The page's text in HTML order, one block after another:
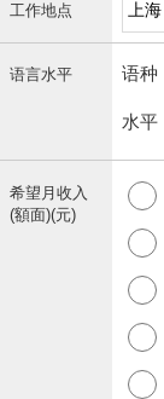
工作地点
语言水平 语种
水平
希望月收入
(額面)(元)